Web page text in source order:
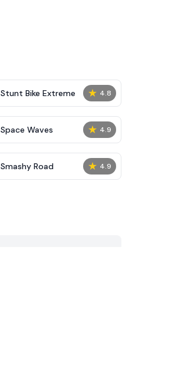
★ 4.8
Stunt Bike Extreme
★ 4.9
Space Waves
★ 4.9
Smashy Road